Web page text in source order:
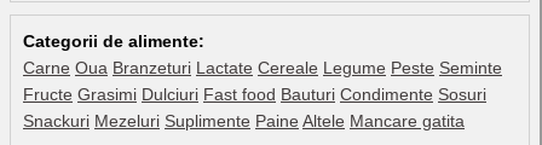
Categorii de alimente:
Carne Oua Branzeturi Lactate Cereale Legume Peste Seminte
Fructe Grasimi Dulciuri Fast food Bauturi Condimente Sosuri
Snackuri Mezeluri Suplimente Paine Altele Mancare gatita